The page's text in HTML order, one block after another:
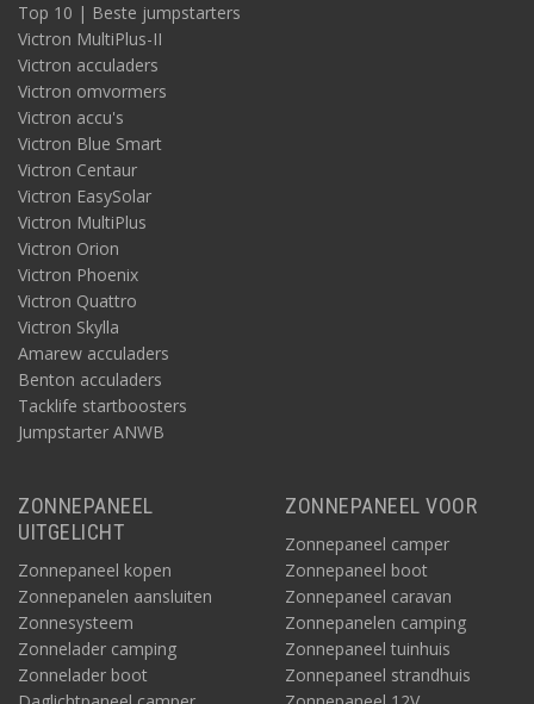
Top 10 | Beste jumpstarters
Victron MultiPlus-II
Victron acculaders
Victron omvormers
Victron accu's
Victron Blue Smart
Victron Centaur
Victron EasySolar
Victron MultiPlus
Victron Orion
Victron Phoenix
Victron Quattro
Victron Skylla
Amarew acculaders
Benton acculaders
Tacklife startboosters
Jumpstarter ANWB
ZONNEPANEEL
UITGELICHT
Zonnepaneel kopen
Zonnepanelen aansluiten
Zonnesysteem
Zonnelader camping
Zonnelader boot
ZONNEPANEEL VOOR
Zonnepaneel camper
Zonnepaneel boot
Zonnepaneel caravan
Zonnepanelen camping
Zonnepaneel tuinhuis
Zonnepaneel strandhuis